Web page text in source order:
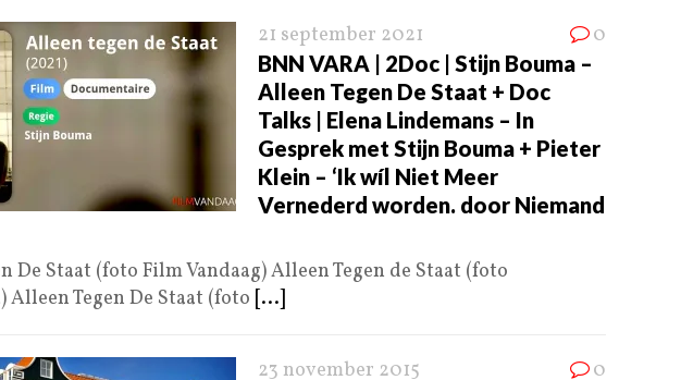
21 september 2021 0
BNN VARA | 2Doc | Stijn Bouma –
Alleen Tegen De Staat + Doc
Talks | Elena Lindemans – In
Gesprek met Stijn Bouma + Pieter
Klein – ‘Ik wíl Niet Meer
Vernederd worden. door Niemand
De Staat (foto Film Vandaag) Alleen Tegen de Staat (foto
Alleen Tegen De Staat (foto [...]
23 november 2015 0